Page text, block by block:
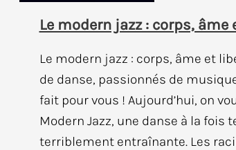
Le modern jazz : corps,
Le modern jazz : corps, âme et
de danse, passionnés de
fait pour vous ! Aujourd’hui, on
Modern Jazz, une danse à la fois
terriblement entraînante. Les